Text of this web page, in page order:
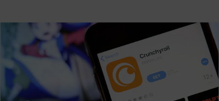
Kostenloses Ebook
Anmelden
Registrieren